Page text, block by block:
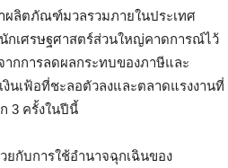
ผลิตภัณฑ์มวลรวมภายในประเทศ
นักเศรษฐศาสตร์ส่วนใหญ่คาดการณ์ไว้
ากการลดผลกระทบของภาษีและ
เฟ้อที่ชะลอตัวลงและตลาดแรงงานที่
3 ครั้งในปีนี้
กับการใช้อำนาจฉุกเฉินของ